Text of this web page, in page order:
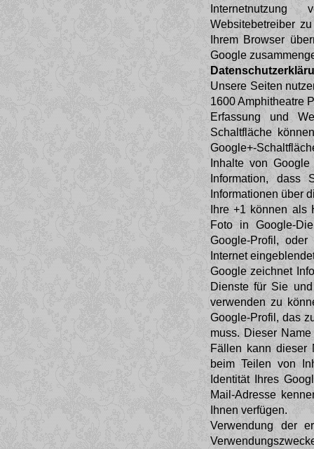
Internetnutzung
Websitebetreiber
Ihrem Browser
Google
Unsere Seiten
1600 Amphitheatre
Erfassung und
Schaltfläche
Google+-
Inhalte von
Information,
Informationen über
Ihre +1 können als
Foto in Google-
Google-Profil,
Internet
Google zeichnet
Dienste für Sie
verwenden zu
Google-Profil, das
muss. Dieser
Fällen kann dieser
beim Teilen von
Identität Ihres
Mail-Adresse
Ihnen verfügen.
Verwendung der